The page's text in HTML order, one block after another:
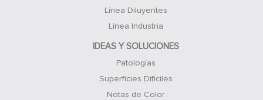
Línea Diluyentes
Línea Industria
IDEAS Y SOLUCIONES
Patologías
Superficies Difíciles
Notas de Color